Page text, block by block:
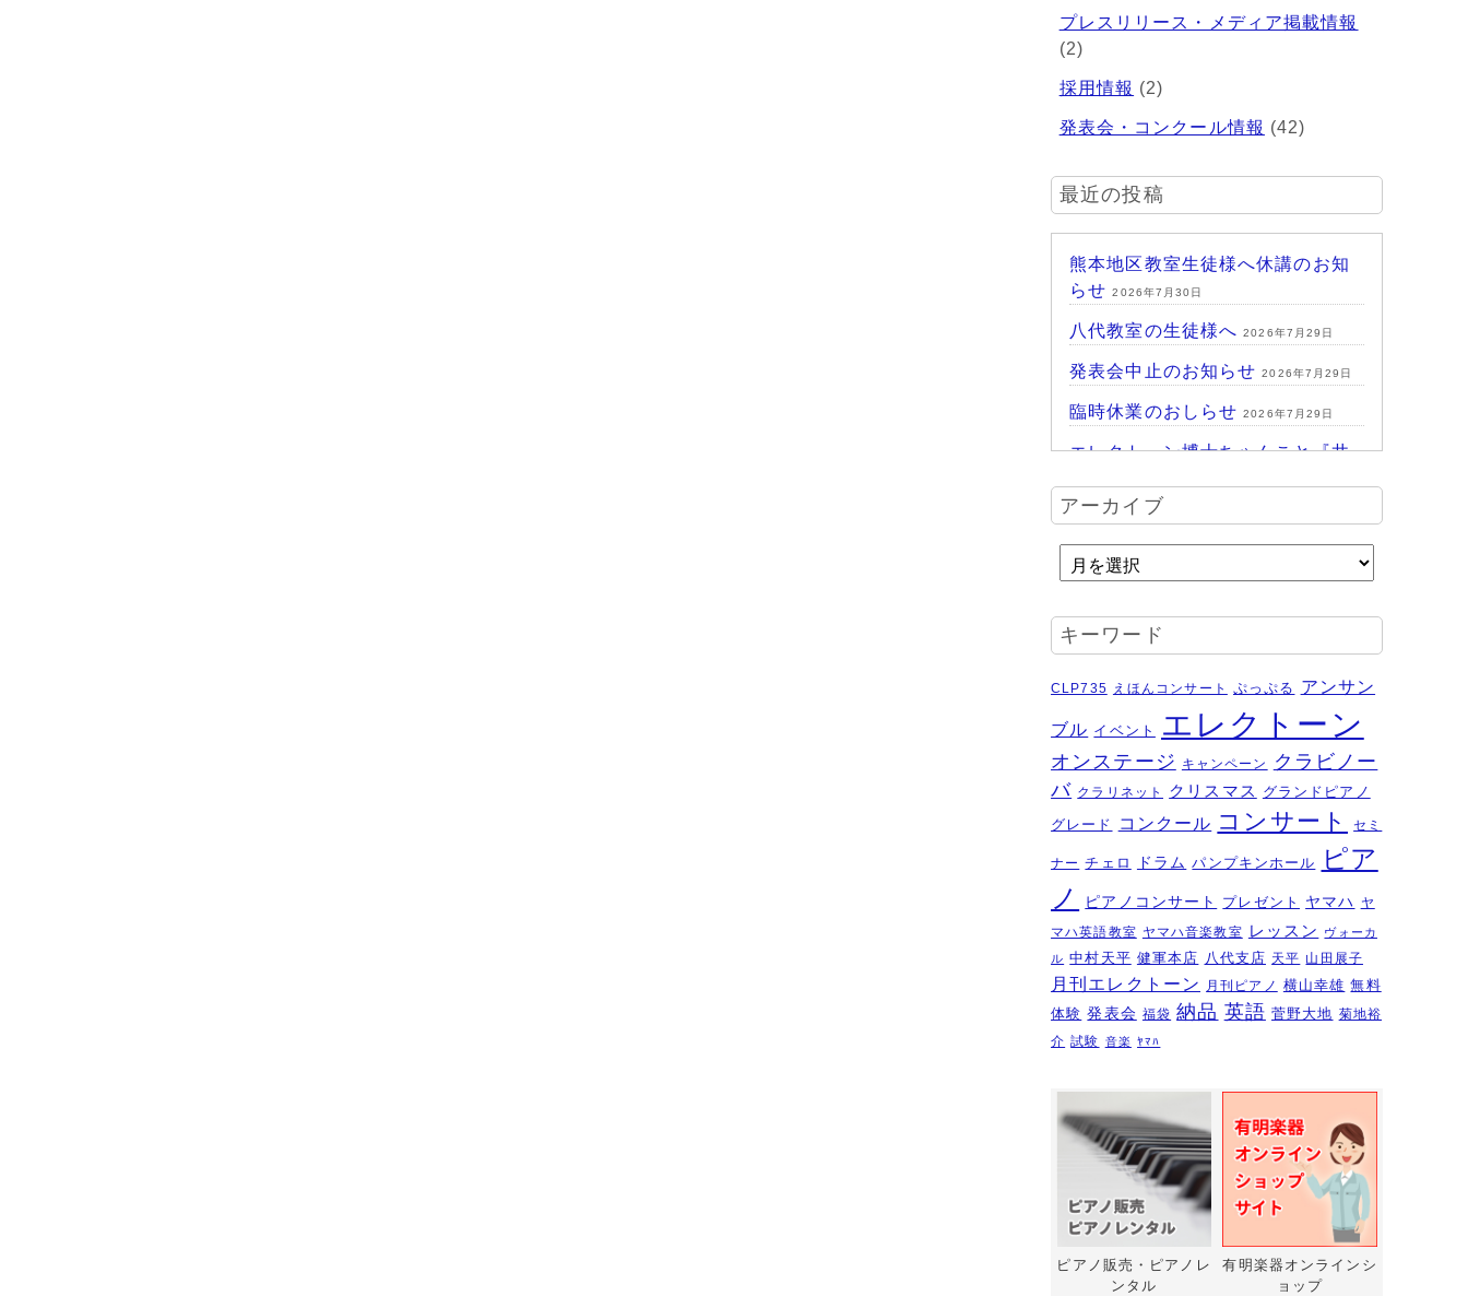
プレスリリース・メディア掲載情報
(2)
採用情報 (2)
発表会・コンクール情報 (42)
最近の投稿
熊本地区教室生徒様へ休講のお知
らせ 2026年7月30日
八代教室の生徒様へ 2026年7月29日
発表会中止のお知らせ 2026年7月29日
臨時休業のおしらせ 2026年7月29日
エレクトーン博士ちゃんこと『井
探求講座』
ハッピーパーク終了♪ 2026年7月14日
HAPPY PARK 2026～ハピパでみ
ク体験
2026年7月6日
受賞結果 ヤマハエレクトーンフ
夏のおトクなキャンペーン・・・
その２ 2026年6月11日
夏のおトクなキャンペーン・・・
その１
ピアノを購入するなら今！『ひと
足早いサマーセール』6/14～7/12
2026年6月7日
ピアノ・アドヴェンチャー研究会
発表会を実施しました～🎵
実施しました～～🎵 2026年5月2日
第22回有明楽器ピアノコンクール
受賞結果・審査員講評 2026年4月23日
『ピアノ・アドヴェンチャー ベ
ーシックシリーズセミナー
Vol,1』講座のお知らせ
新型エレクトーン「ELS03シリー
アーカイブ
キーワード
CLP735 えほんコンサート ぷっぷる アンサン
ブル イベント エレクトーン
オンステージ キャンペーン
クラビノー
バ クラリネット クリスマス グランドピアノ
グレード
コンクール コンサート セミ
ナー チェロ ドラム パンプキンホール
ピア
ノ
ピアノコンサート プレゼント ヤマハ ヤ
マハ英語教室 ヤマハ音楽教室 レッスン
ヴォーカ
ル 中村天平 健軍本店 八代支店 天平 山田展子
月刊エレクトーン 月刊ピアノ 横山幸雄 無料
体験 発表会 福袋 納品 英語 菅野大地 菊地裕
介 試験 音楽 ﾔﾏﾊ
ピアノ販売・ピアノレ
ンタル
有明楽器オンラインシ
ョップ